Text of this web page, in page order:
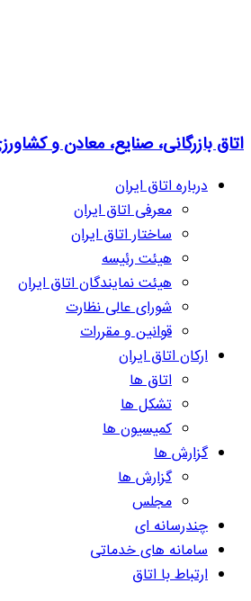
اتاق بازرگانی، صنایع، معادن و
درباره اتاق ایران
معرفی اتاق ایران
ساختار اتاق ایران
هیئت رئیسه
هیئت نمایندگان اتاق ایران
شورای عالی نظارت
قوانین و مقررات
ارکان اتاق ایران
اتاق ها
تشکل ها
کمیسیون ها
گزارش ها
گزارش ها
مجلس
چندرسانه ای
سامانه های خدماتی
ارتباط با اتاق